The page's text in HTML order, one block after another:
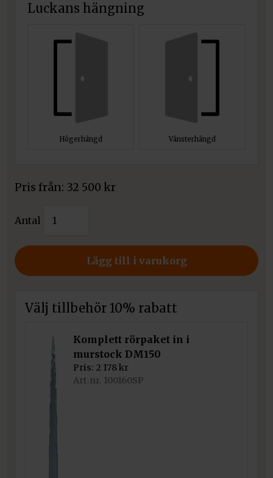
Luckans hängning
Högerhängd Vänsterhängd
Pris från: 32 500 kr
Antal
Braskamin
Lägg till i varukorg
Välj tillbehör 10% rabatt
Komplett rörpaket in i
murstock DM150
Pris: 2 178kr
Art.nr. 100160SP